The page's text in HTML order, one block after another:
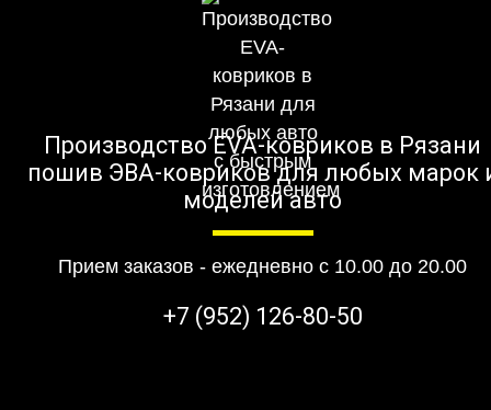
Производство EVA-ковриков в Рязани
пошив ЭВА-ковриков для любых марок
моделей авто
Прием заказов - ежедневно с 10.00 до 20.00
+7 (952) 126-80-50